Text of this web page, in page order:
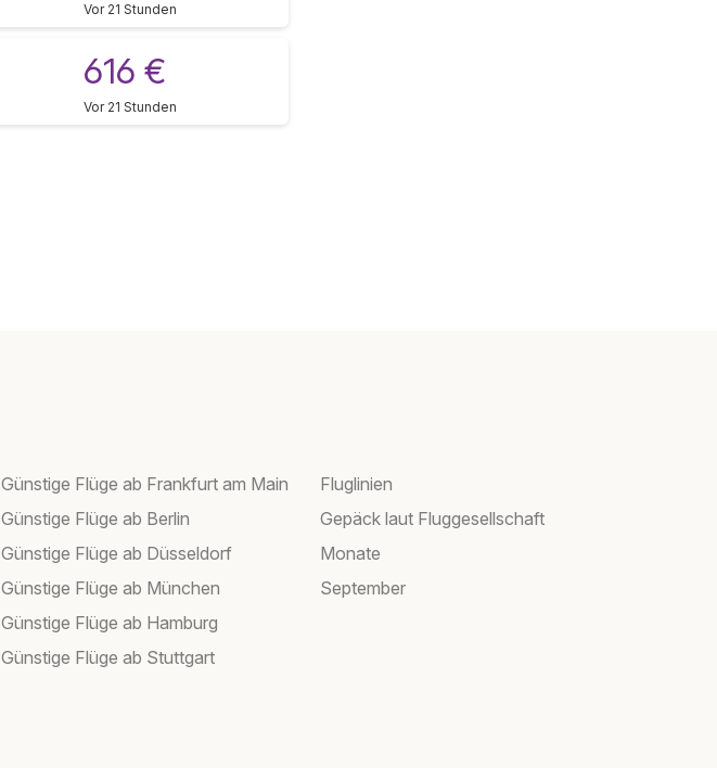
Vor 21 Stunden
616 €
Vor 21 Stunden
Günstige Flüge ab Frankfurt am Main
Günstige Flüge ab Berlin
Günstige Flüge ab Düsseldorf
Günstige Flüge ab München
Günstige Flüge ab Hamburg
Günstige Flüge ab Stuttgart
Fluglinien
Gepäck laut Fluggesellschaft
Monate
September